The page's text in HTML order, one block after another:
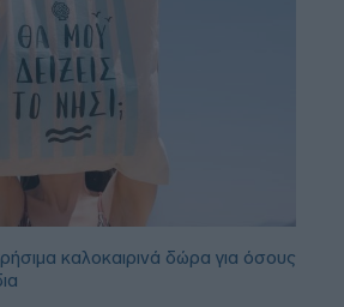
καλοκαιρινά δώρα για όσους